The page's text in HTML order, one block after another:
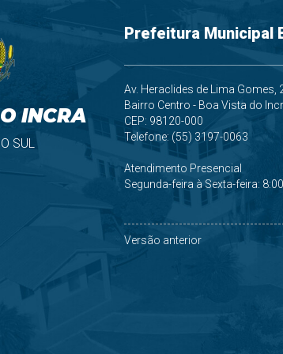
INCRA
SUL
Prefeitura Municipal
Av. Heraclides de Lima Gomes,
Bairro Centro - Boa Vista do
CEP: 98120-000
Telefone: (55) 3197-0063
Atendimento Presencial
Segunda-feira à Sexta-feira:
Versão anterior